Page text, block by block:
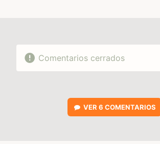
Comentarios cerrados
VER 6 COMENTARIOS